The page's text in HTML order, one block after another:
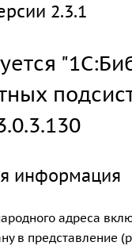
2.3.1
информация
адреса
в представление